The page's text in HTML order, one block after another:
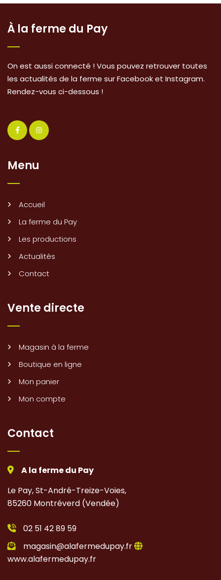
À la ferme du Pay
On est aussi connecté ! Vous pouvez retrouver toutes
les actualités de la ferme sur Facebook et Instagram.
Rendez-vous ci-dessous !
Menu
Accueil
La ferme du Pay
Les productions
Actualités
Contact
Vente directe
Magasin à la ferme
Boutique en ligne
Mon panier
Mon compte
Contact
A la ferme du Pay
Le Pay, St-André-Treize-Voies,
85260 Montréverd (Vendée)
02 51 42 89 59
magasin@alafermedupay.fr
www.alafermedupay.fr